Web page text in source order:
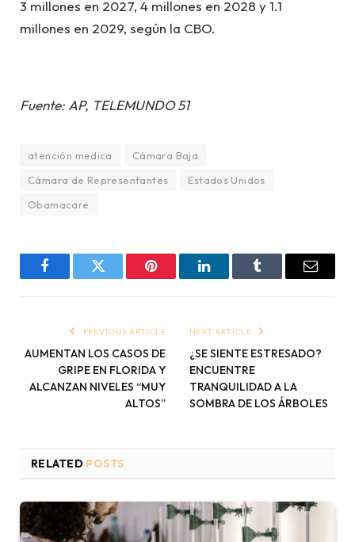
3 millones en 2027, 4 millones en 2028 y 1.1
millones en 2029, según la CBO.
Fuente: AP, TELEMUNDO 51
atención medica
Cámara Baja
Cámara de Representantes
Estados Unidos
Obamacare
FacebookTwitter Pinterest LinkedInTumblr Email
PREVIOUS ARTICLE
AUMENTAN LOS CASOS DE
GRIPE EN FLORIDA Y
ALCANZAN NIVELES “MUY
ALTOS”
NEXT ARTICLE
¿SE SIENTE ESTRESADO?
ENCUENTRE
TRANQUILIDAD A LA
SOMBRA DE LOS ÁRBOLES
RELATED POSTS